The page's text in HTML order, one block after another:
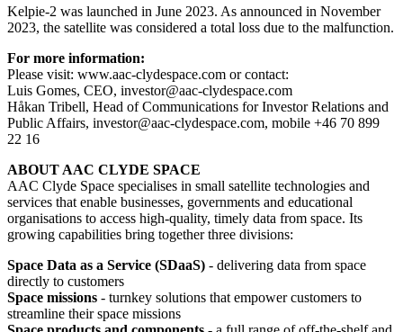
Kelpie-2 was launched in June 2023. As announced in November
2023, the satellite was considered a total loss due to the malfunction.
For more information:
Please visit: www.aac-clydespace.com or contact:
Luis Gomes, CEO, investor@aac-clydespace.com
Håkan Tribell, Head of Communications for Investor Relations and
Public Affairs, investor@aac-clydespace.com, mobile +46 70 899
22 16
ABOUT AAC CLYDE SPACE
AAC Clyde Space specialises in small satellite technologies and
services that enable businesses, governments and educational
organisations to access high-quality, timely data from space. Its
growing capabilities bring together three divisions:
Space Data as a Service (SDaaS) - delivering data from space
directly to customers
Space missions - turnkey solutions that empower customers to
streamline their space missions